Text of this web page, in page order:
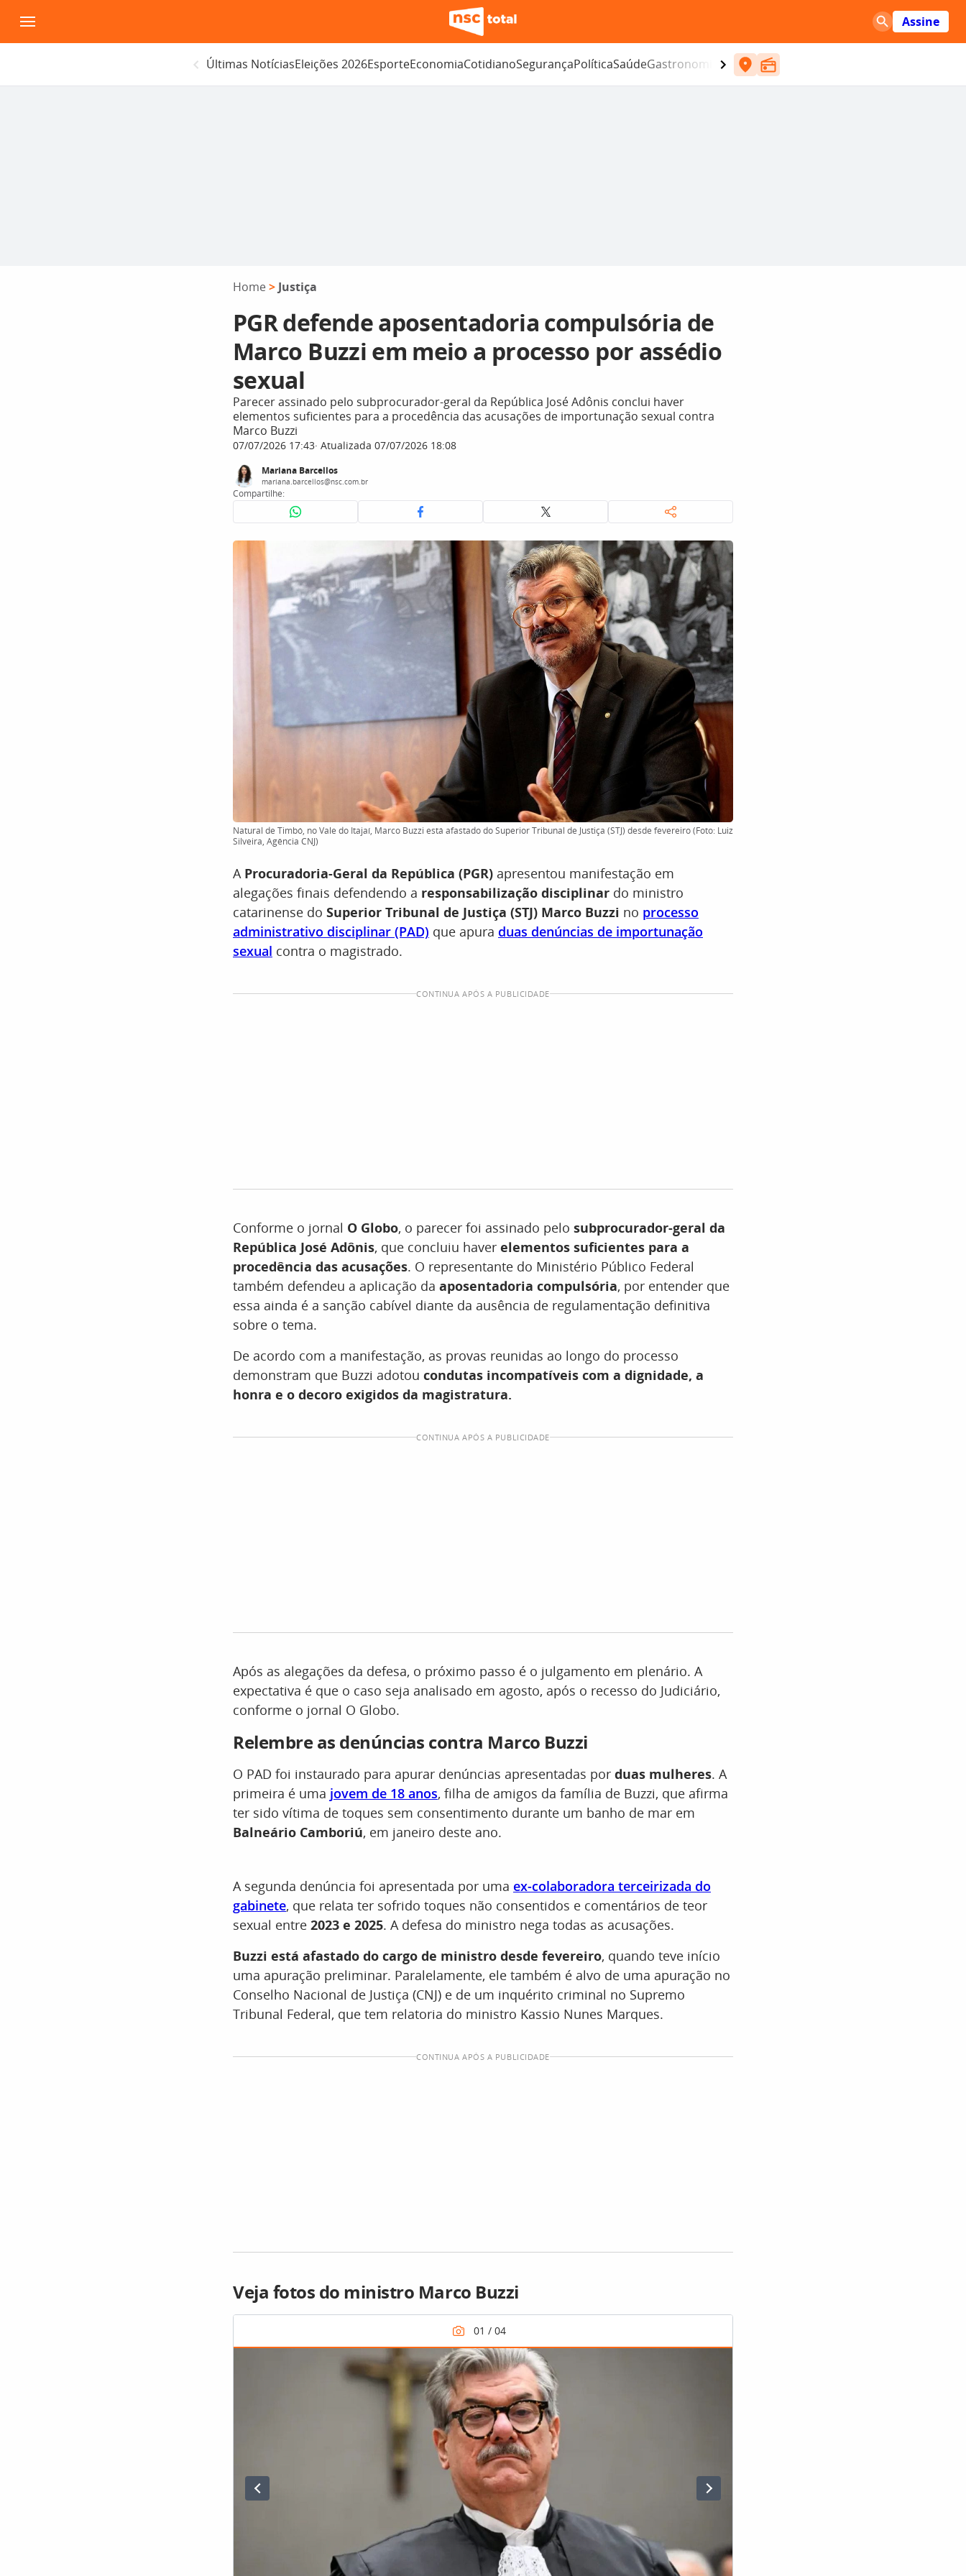
para
o
Assine
Últimas NotíciasEleições 2026EsporteEconomiaCotidianoSegurançaPolíticaSaúdeGastronomia Entretenimento
Home > Justiça
PGR defende aposentadoria compulsória de
Marco Buzzi em meio a processo por assédio
sexual
Parecer assinado pelo subprocurador-geral da República José Adônis conclui haver
elementos suficientes para a procedência das acusações de importunação sexual contra
Marco Buzzi
07/07/2026 17:43 Atualizada 07/07/2026 18:08
Mariana Barcellos
mariana.barcellos@nsc.com.br
Compartilhe:
Natural de Timbó, no Vale do Itajaí, Marco Buzzi está afastado do Superior Tribunal de Justiça (STJ) desde fevereiro (Foto: Luiz
Silveira, Agência CNJ)
A Procuradoria-Geral da República (PGR) apresentou manifestação em
alegações finais defendendo a responsabilização disciplinar do ministro
catarinense do Superior Tribunal de Justiça (STJ) Marco Buzzi no processo
administrativo disciplinar (PAD) que apura duas denúncias de importunação
sexual contra o magistrado.
CONTINUA APÓS A PUBLICIDADE
Conforme o jornal O Globo, o parecer foi assinado pelo subprocurador-geral da
República José Adônis, que concluiu haver elementos suficientes para a
procedência das acusações. O representante do Ministério Público Federal
também defendeu a aplicação da aposentadoria compulsória, por entender que
essa ainda é a sanção cabível diante da ausência de regulamentação definitiva
sobre o tema.
De acordo com a manifestação, as provas reunidas ao longo do processo
demonstram que Buzzi adotou condutas incompatíveis com a dignidade, a
honra e o decoro exigidos da magistratura.
CONTINUA APÓS A PUBLICIDADE
Após as alegações da defesa, o próximo passo é o julgamento em plenário. A
expectativa é que o caso seja analisado em agosto, após o recesso do Judiciário,
conforme o jornal O Globo.
Relembre as denúncias contra Marco Buzzi
O PAD foi instaurado para apurar denúncias apresentadas por duas mulheres. A
primeira é uma jovem de 18 anos, filha de amigos da família de Buzzi, que afirma
ter sido vítima de toques sem consentimento durante um banho de mar em
Balneário Camboriú, em janeiro deste ano.
A segunda denúncia foi apresentada por uma ex-colaboradora terceirizada do
gabinete, que relata ter sofrido toques não consentidos e comentários de teor
sexual entre 2023 e 2025. A defesa do ministro nega todas as acusações.
Buzzi está afastado do cargo de ministro desde fevereiro, quando teve início
uma apuração preliminar. Paralelamente, ele também é alvo de uma apuração no
Conselho Nacional de Justiça (CNJ) e de um inquérito criminal no Supremo
Tribunal Federal, que tem relatoria do ministro Kassio Nunes Marques.
CONTINUA APÓS A PUBLICIDADE
Veja fotos do ministro Marco Buzzi